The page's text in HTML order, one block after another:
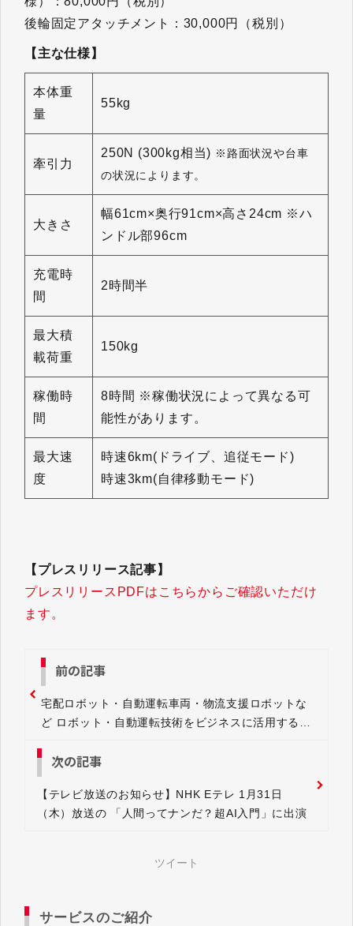
後輪固定アタッチメント：30,000円（税別）
【主な仕様】
本体重
量
55kg
牽引力
250N (300kg相当) ※路面状況や台車
の状況によります。
大きさ
幅61cm×奥行91cm×高さ24cm ※ハ
ンドル部96cm
充電時
間
2時間半
最大積
載荷重
150kg
稼働時
間
8時間 ※稼働状況によって異なる可
能性があります。
最大速
度
時速6km(ドライブ、追従モード)
時速3km(自律移動モード)
【プレスリリース記事】
プレスリリースPDFはこちらからご確認いただけ
ます。
前の記事
宅配ロボット・自動運転車両・物流支援ロボットな
ど ロボット・自動運転技術をビジネスに活用するた
次の記事
【テレビ放送のお知らせ】NHK Eテレ 1月31日
（木）放送の 「人間ってナンだ？超AI入門」に出演
ツイート
サービスのご紹介